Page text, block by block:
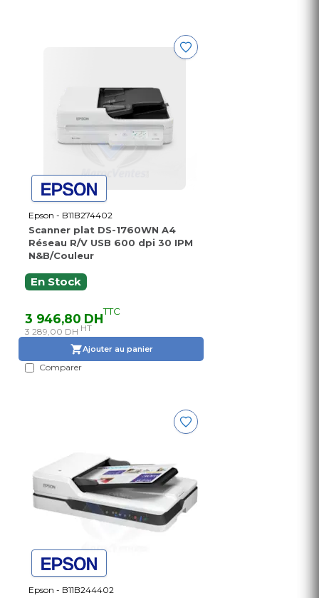
Epson - B11B274402
Scanner plat DS-1760WN A4
Réseau R/V USB 600 dpi 30 IPM
N&B/Couleur
En Stock
3 946,80 DHTTC
3 289,00 DH HT
Ajouter au panier
Comparer
Epson - B11B244402